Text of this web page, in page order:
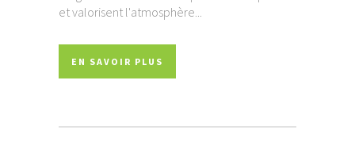
et valorisent l'atmosphère...
EN SAVOIR PLUS